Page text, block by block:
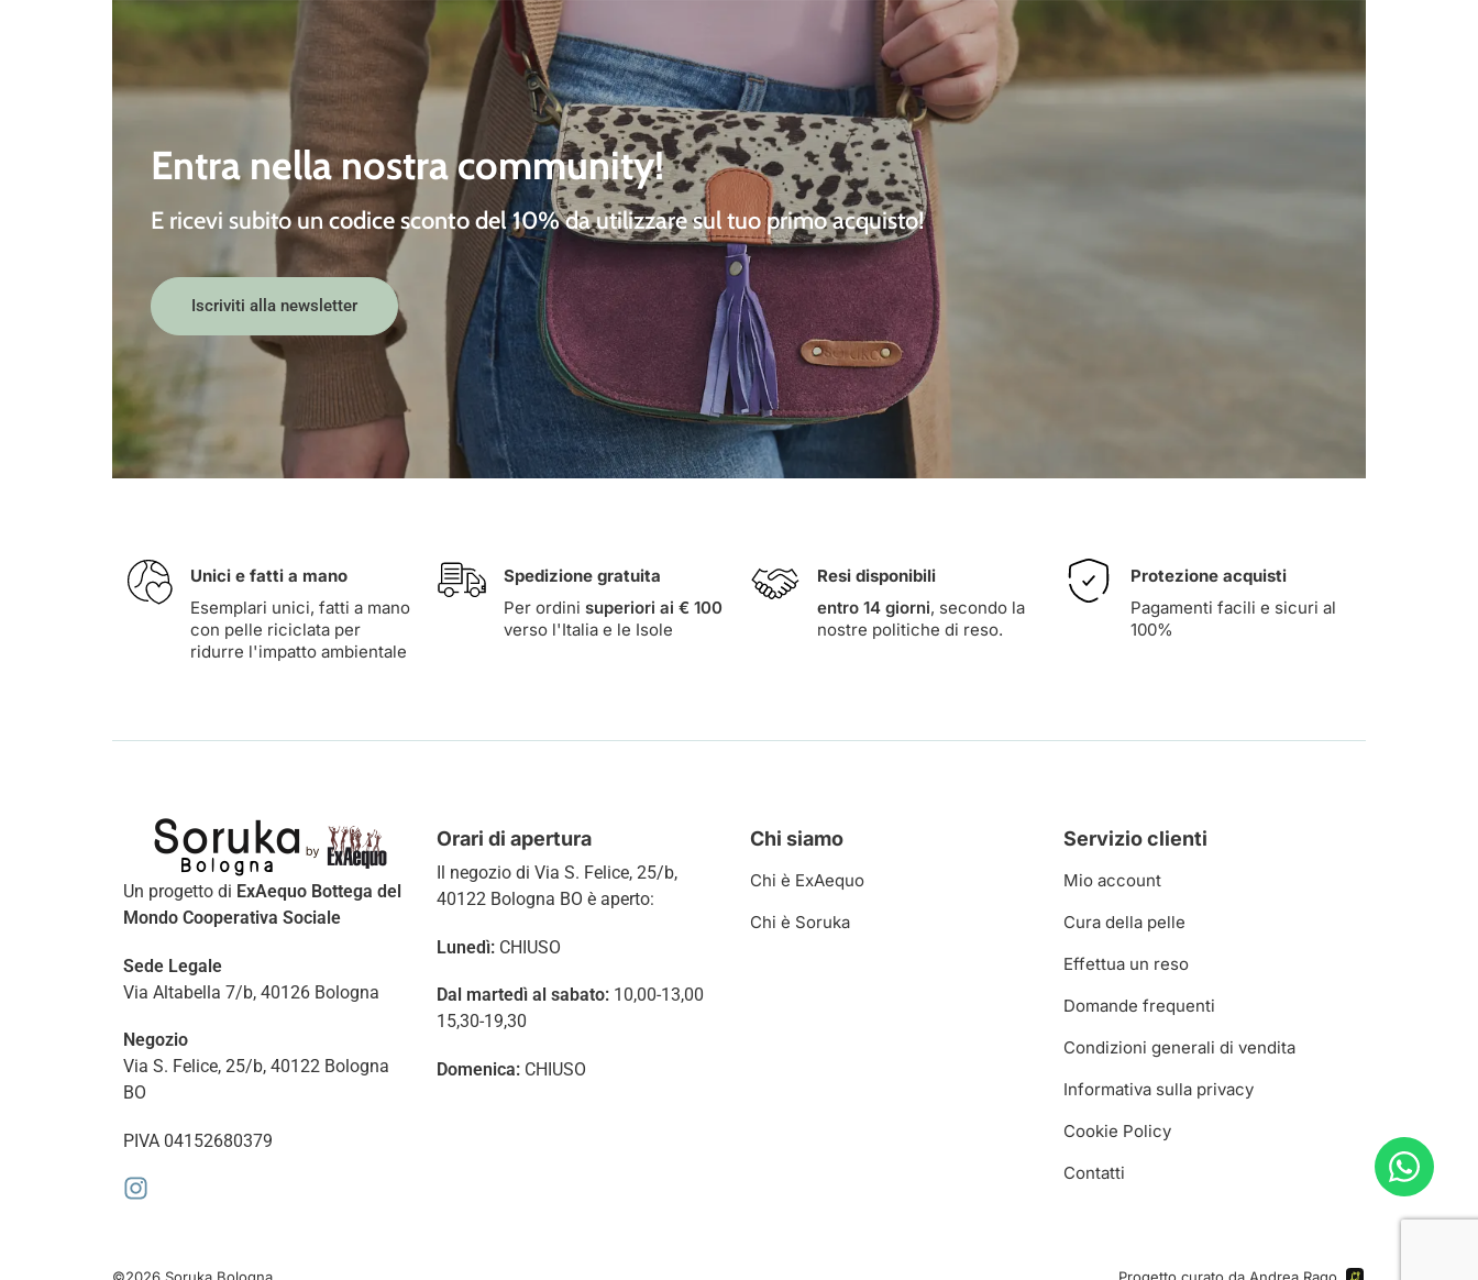
Entra nella nostra community!
E ricevi subito uncodice sconto del 10%da utilizzare sul tuo primo acquisto!
Iscriviti alla newsletter
Unici e fatti a mano
Esemplari unici, fatti a mano
con pelle riciclata per
ridurre l'impatto ambientale
Spedizione gratuita
Per ordini superiori ai € 100
verso l'Italia e le Isole
Resi disponibili
entro 14 giorni, secondo la
nostre politiche di reso.
Protezione acquisti
Pagamenti facili e sicuri al
100%
Un progetto di ExAequo Bottega del
Mondo Cooperativa Sociale
Sede Legale
Via Altabella 7/b, 40126 Bologna
Negozio
Via S. Felice, 25/b, 40122 Bologna
BO
PIVA 04152680379
Orari di apertura
Il negozio di Via S. Felice, 25/b,
40122 Bologna BO è aperto:
Lunedì: CHIUSO
Dal martedì al sabato: 10,00-13,00
15,30-19,30
Domenica: CHIUSO
Chi siamo
Chi è ExAequo
Chi è Soruka
Servizio clienti
Mio account
Cura della pelle
Effettua un reso
Domande frequenti
Condizioni generali di vendita
Informativa sulla privacy
Cookie Policy
Contatti